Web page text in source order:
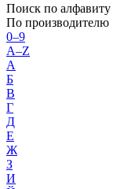
Поиск по алфавиту
По производителю
0–9
A–Z
А
Б
В
Г
Д
Е
Ж
З
И